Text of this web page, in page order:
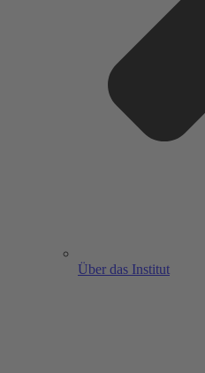
Über das Institut